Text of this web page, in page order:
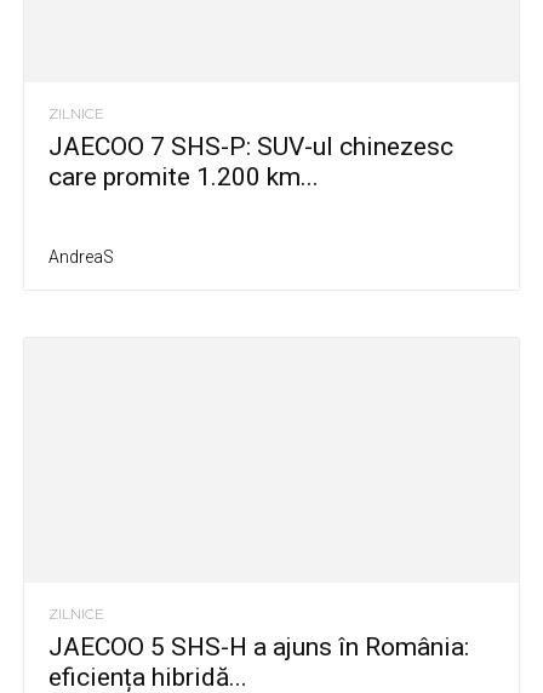
ZILNICE
JAECOO 7 SHS-P: SUV-ul chinezesc
care promite 1.200 km...
AndreaS
ZILNICE
JAECOO 5 SHS-H a ajuns în România:
eficiența hibridă...